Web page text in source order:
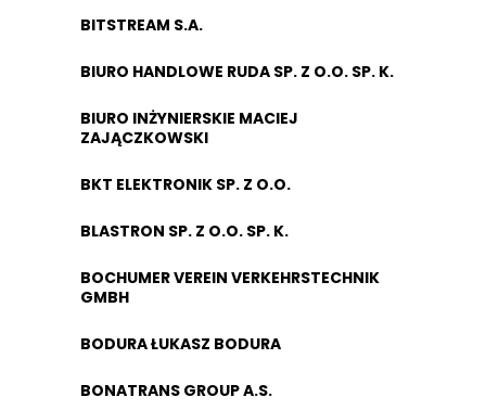
BITSTREAM S.A.
BIURO HANDLOWE RUDA SP. Z O.O. SP. K.
BIURO INŻYNIERSKIE MACIEJ
ZAJĄCZKOWSKI
BKT ELEKTRONIK SP. Z O.O.
BLASTRON SP. Z O.O. SP. K.
BOCHUMER VEREIN VERKEHRSTECHNIK
GMBH
BODURA ŁUKASZ BODURA
BONATRANS GROUP A.S.